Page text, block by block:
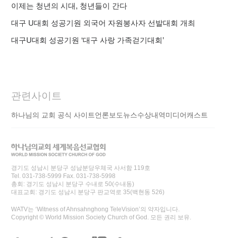
이제는 청년의 시대, 청년들이 간다
대구 U대회 성공기원 외국어 자원봉사자 선발대회 개최
대구U대회 성공기원 ‘대구 사랑 가족걷기대회’
관련사이트
하나님의 교회 공식 사이트언론보도뉴스수상내역미디어캐스트
경기도 성남시 분당구 성남분당우체국 사서함 119호
Tel. 031-738-5999 Fax. 031-738-5998
총회: 경기도 성남시 분당구 수내로 50(수내동)
대표교회: 경기도 성남시 분당구 판교역로 35(백현동 526)
WATV는 ‘Witness of Ahnsahnghong TeleVision’의 약자입니다.
Copyright © World Mission Society Church of God. 모든 권리 보유.